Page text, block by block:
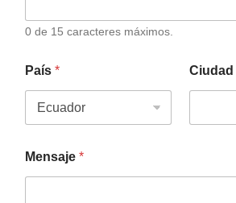
0 de 15 caracteres máximos.
País * Ciudad
Mensaje *